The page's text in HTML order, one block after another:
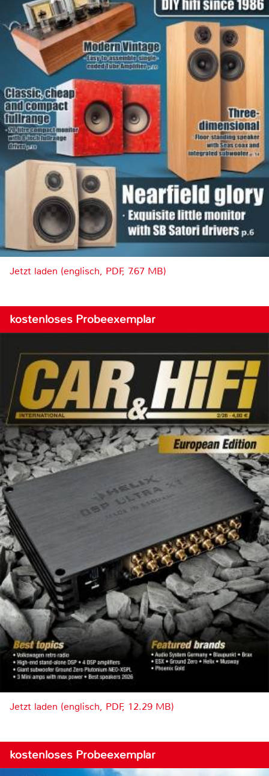
Jetzt laden (englisch, PDF, 7.67 MB)
kostenloses Probeexemplar
Jetzt laden (englisch, PDF, 12.29 MB)
kostenloses Probeexemplar